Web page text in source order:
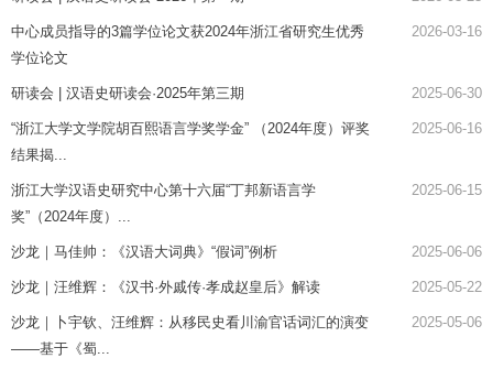
中心成员指导的3篇学位论文获2024年浙江省研究生优秀
学位论文
2026-03-16
研读会 | 汉语史研读会·2025年第三期 2025-06-30
“浙江大学文学院胡百熙语言学奖学金” （2024年度）评奖
结果揭...
2025-06-16
浙江大学汉语史研究中心第十六届“丁邦新语言学
奖”（2024年度）...
2025-06-15
沙龙｜马佳帅：《汉语大词典》“假词”例析 2025-06-06
沙龙｜汪维辉：《汉书·外戚传·孝成赵皇后》解读 2025-05-22
沙龙｜卜宇钦、汪维辉：从移民史看川渝官话词汇的演变
——基于《蜀...
2025-05-06